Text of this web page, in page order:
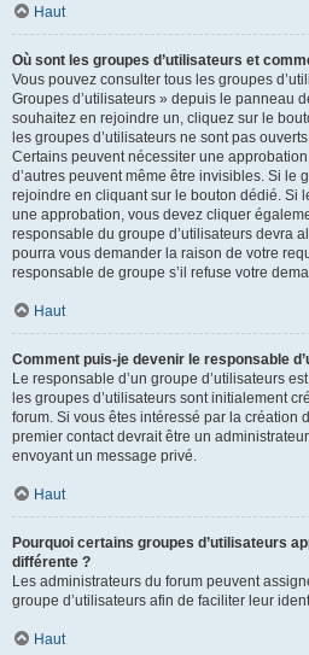
Haut
Où sont les groupes d’utilisateurs et
Vous pouvez consulter tous les groupes
Groupes d’utilisateurs » depuis le panneau
souhaitez en rejoindre un, cliquez sur le
les groupes d’utilisateurs ne sont pas
Certains peuvent nécessiter une
d’autres peuvent même être invisibles. Si le
rejoindre en cliquant sur le bouton dédié. Si
une approbation, vous devez cliquer
responsable du groupe d’utilisateurs devra
pourra vous demander la raison de votre
responsable de groupe s’il refuse votre
Haut
Comment puis-je devenir le responsable
Le responsable d’un groupe d’utilisateurs
les groupes d’utilisateurs sont initialement
forum. Si vous êtes intéressé par la création
premier contact devrait être un
envoyant un message privé.
Haut
Pourquoi certains groupes d’utilisateurs
différente ?
Les administrateurs du forum peuvent
groupe d’utilisateurs afin de faciliter leur
Haut